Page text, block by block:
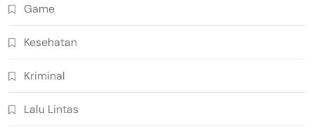
Game
Kesehatan
Kriminal
Lalu Lintas